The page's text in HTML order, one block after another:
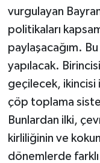
vurgulayan
politikaları
paylaşacağım.
yapılacak.
geçilecek, ikincisi
çöp toplama
Bunlardan ilki,
kirliliğinin ve
dönemlerde